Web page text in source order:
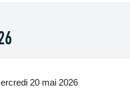
20 mai 2026